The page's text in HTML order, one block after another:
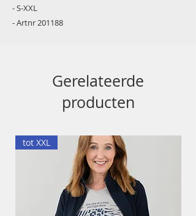
- S-XXL
- Artnr 201188
Gerelateerde
producten
tot XXL